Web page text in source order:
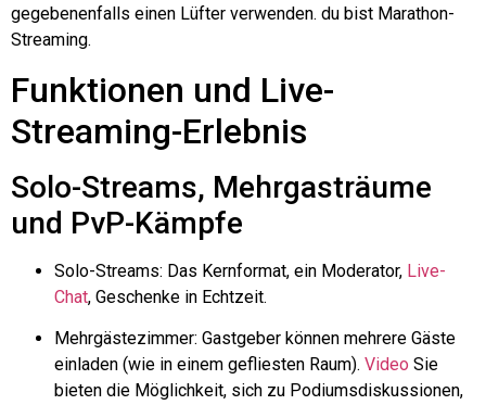
gegebenenfalls einen Lüfter verwenden. du bist Marathon-
Streaming.
Funktionen und Live-
Streaming-Erlebnis
Solo-Streams, Mehrgasträume
und PvP-Kämpfe
Solo-Streams: Das Kernformat, ein Moderator, Live-
Chat, Geschenke in Echtzeit.
Mehrgästezimmer: Gastgeber können mehrere Gäste
einladen (wie in einem gefliesten Raum). Video Sie
bieten die Möglichkeit, sich zu Podiumsdiskussionen,